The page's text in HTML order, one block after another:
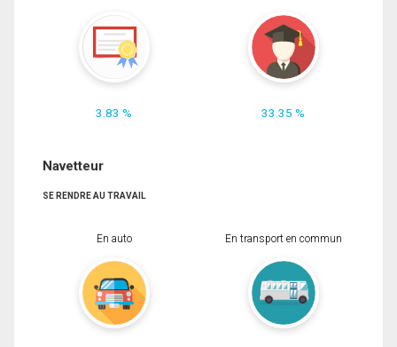
3.83 % 33.35 %
Navetteur
SE RENDRE AU TRAVAIL
En auto En transport en commun